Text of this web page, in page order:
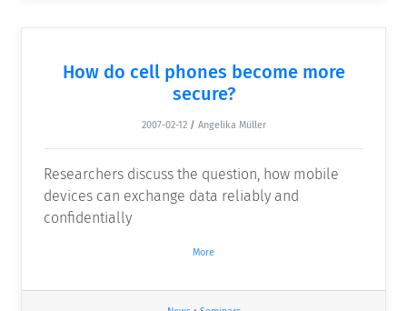
How do cell phones become more
secure?
2007-02-12 / Angelika Müller
Researchers discuss the question, how mobile
devices can exchange data reliably and
confidentially
More